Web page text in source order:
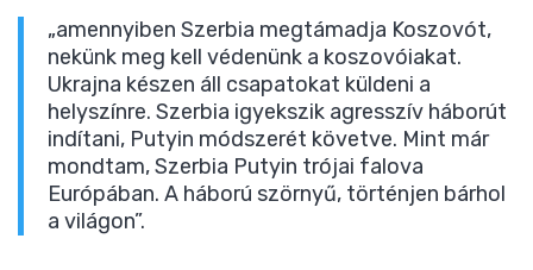
„amennyiben Szerbia megtámadja Koszovót,
nekünk meg kell védenünk a koszovóiakat.
Ukrajna készen áll csapatokat küldeni a
helyszínre. Szerbia igyekszik agresszív háborút
indítani, Putyin módszerét követve. Mint már
mondtam, Szerbia Putyin trójai falova
Európában. A háború szörnyű, történjen bárhol
a világon”.